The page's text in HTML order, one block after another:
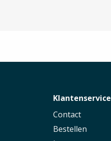
Klantenservice
Contact
Bestellen